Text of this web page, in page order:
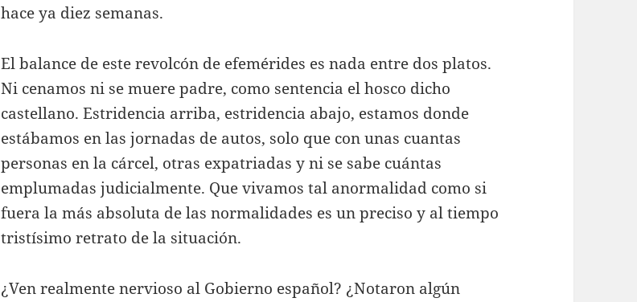
hace ya diez semanas.
El balance de este revolcón de efemérides es nada entre dos platos.
Ni cenamos ni se muere padre, como sentencia el hosco dicho
castellano. Estridencia arriba, estridencia abajo, estamos donde
estábamos en las jornadas de autos, solo que con unas cuantas
personas en la cárcel, otras expatriadas y ni se sabe cuántas
emplumadas judicialmente. Que vivamos tal anormalidad como si
fuera la más absoluta de las normalidades es un preciso y al tiempo
tristísimo retrato de la situación.
¿Ven realmente nervioso al Gobierno español? ¿Notaron algún